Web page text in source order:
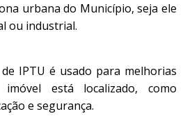
urbana do Município, seja ele
ou industrial.
IPTU é usado para melhorias
está localizado, como
e segurança.